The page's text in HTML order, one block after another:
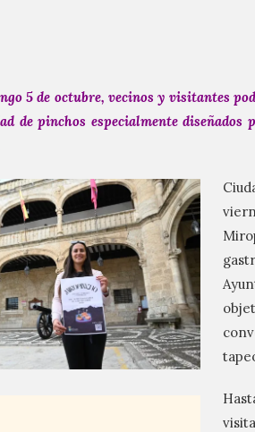
5 de octubre, vecinos y visitantes
de pinchos especialmente